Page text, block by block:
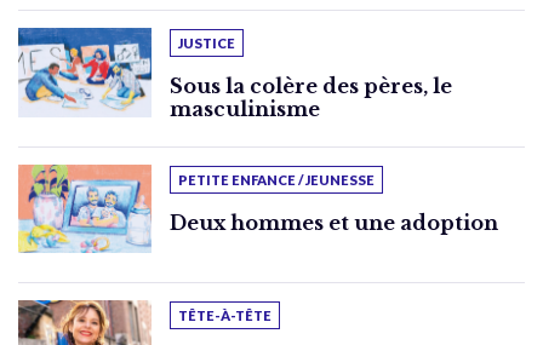
JUSTICE
Sous la colère des pères, le
masculinisme
PETITE ENFANCE / JEUNESSE
Deux hommes et une adoption
TÊTE-À-TÊTE